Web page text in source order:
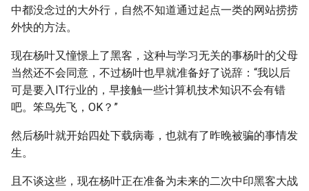
中都没念过的大外行，自然不知道通过起点一类的网站捞捞
外快的方法。
现在杨叶又憧憬上了黑客，这种与学习无关的事杨叶的父母
当然还不会同意，不过杨叶也早就准备好了说辞：“我以后
可是要入IT行业的，早接触一些计算机技术知识不会有错
吧。笨鸟先飞，OK？”
然后杨叶就开始四处下载病毒，也就有了昨晚被骗的事情发
生。
且不谈这些，现在杨叶正在准备为未来的二次中印黑客大战